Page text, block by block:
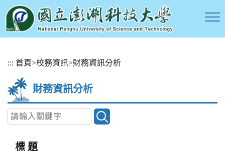
::: 首頁>校務資訊>財務資訊分析
財務資訊分析
標 題